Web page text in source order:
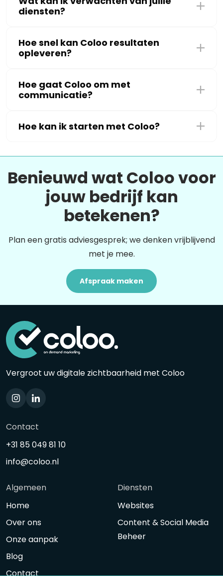
diensten?
Hoe snel kan Coloo resultaten
opleveren?
Hoe gaat Coloo om met
communicatie?
Hoe kan ik starten met Coloo?
Benieuwd wat Coloo voor
jouw bedrijf kan
betekenen?
Plan een gratis adviesgesprek; we denken vrijblijvend
met je mee.
Afspraak maken
Vergroot uw digitale zichtbaarheid met Coloo
Contact
+31 85 049 81 10
info@coloo.nl
Algemeen
Home
Over ons
Onze aanpak
Blog
Contact
Diensten
Websites
Content & Social Media
Beheer